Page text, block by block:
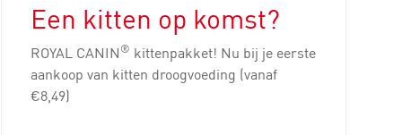
Een kitten op komst?
ROYAL CANIN® kittenpakket! Nu bij je eerste
aankoop van kitten droogvoeding (vanaf
€8,49)